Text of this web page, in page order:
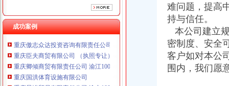
成功案例
重庆鸽牌电线电缆有限公司 渝北10010万 (进出口权)
重庆傲志众达投资咨询有限责任公司 渝九1000万 （增资）
重庆臣夫商贸有限公司 （执照专让）
重庆卿倾商贸有限责任公司 渝江100万 （工商注册）
重庆国洪体育设施有限公司
重庆星竣贸易有限责任公司 渝中100万 （进出口权）
难问题，提高
持与信任。
本公司建立
密制度、安全
客户如对本公
围内，我们愿